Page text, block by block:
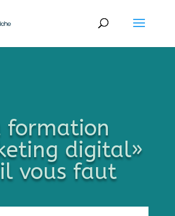
formation
digital»
vous faut